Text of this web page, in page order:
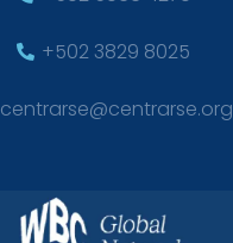
+502 3829 8025
centrarse@centrarse.org